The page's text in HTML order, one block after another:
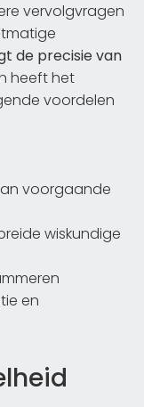
vervolgvragen
de precisie van
heeft het
voordelen
voorgaande
wiskundige
en